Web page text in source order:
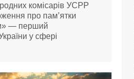
комісарів УСРР
про пам’ятки
— перший
у сфері